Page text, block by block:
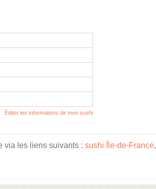
Éditer les informations de mon sushi
via les liens suivants : sushi Île-de-France,